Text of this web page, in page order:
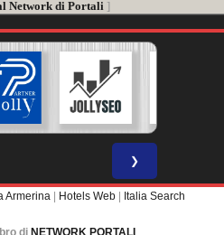
Network di Portali]
❯
Armerina Hotels Web Italia Search